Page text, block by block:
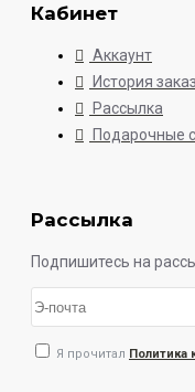
Кабинет
Аккаунт
История
Рассылка
Подарочные
Рассылка
Подпишитесь на
Я прочитал Политика